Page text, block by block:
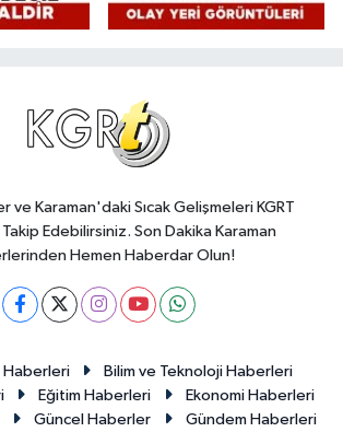
ve Karaman'daki Sıcak Gelişmeleri KGRT
Edebilirsiniz. Son Dakika Karaman
Hemen Haberdar Olun!
Haberleri
Bilim ve Teknoloji Haberleri
Eğitim Haberleri
Ekonomi Haberleri
Güncel Haberler Gündem Haberleri